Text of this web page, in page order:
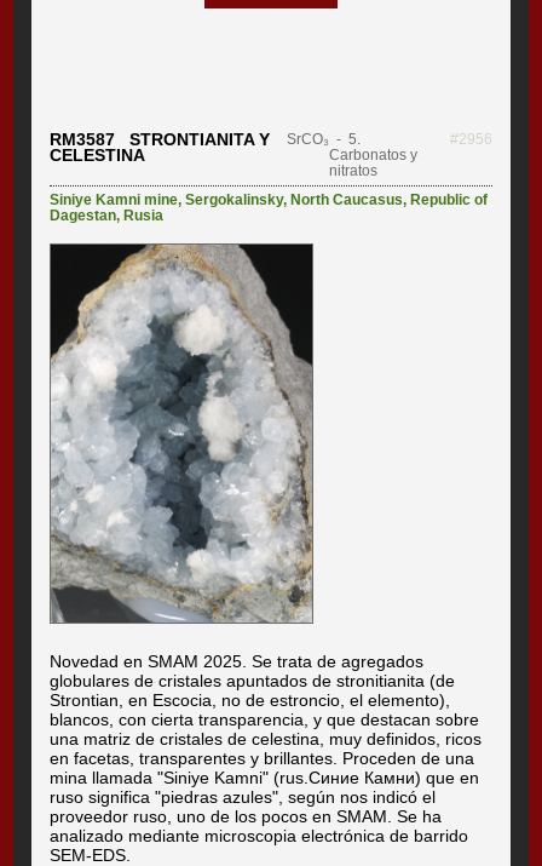
RM3587 STRONTIANITA Y
CELESTINA
SrCO₃ - 5.
Carbonatos y
nitratos
#2956
Siniye Kamni mine,Sergokalinsky,North Caucasus,Republic of
Dagestan,Rusia
Novedad en SMAM 2025. Se trata de agregados
globulares de cristales apuntados de stronitianita (de
Strontian, en Escocia, no de estroncio, el elemento),
blancos, con cierta transparencia, y que destacan sobre
una matriz de cristales de celestina, muy definidos, ricos
en facetas, transparentes y brillantes. Proceden de una
mina llamada "Siniye Kamni" (rus.Синие Камни) que en
ruso significa "piedras azules", según nos indicó el
proveedor ruso, uno de los pocos en SMAM. Se ha
analizado mediante microscopia electrónica de barrido
SEM-EDS.